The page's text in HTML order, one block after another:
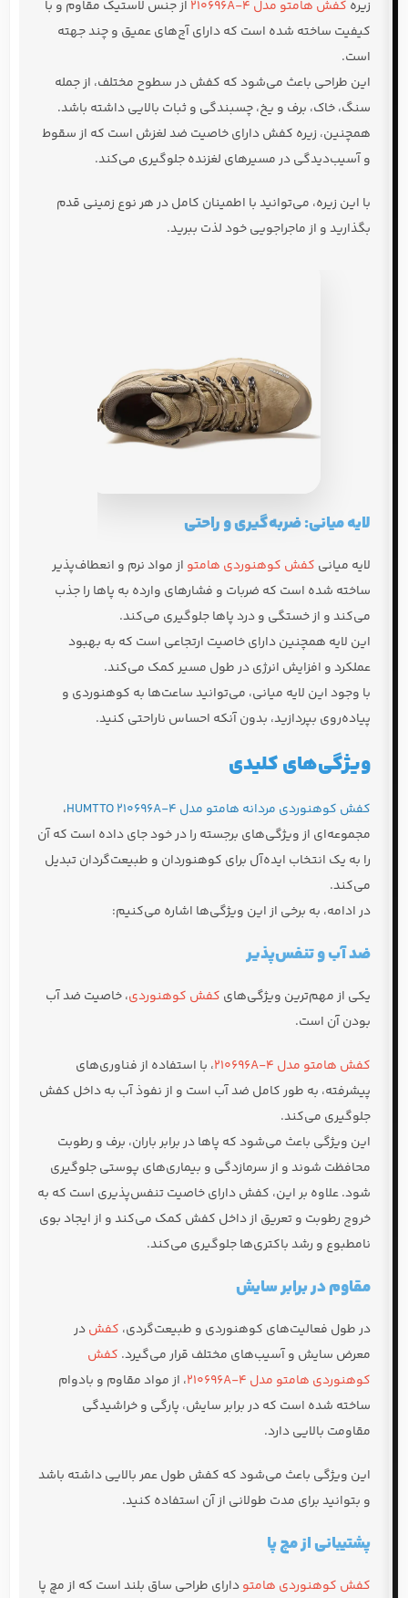
زیره کفش هامتو مدل 210696A-4
از جنس لاستیک مقاوم و با
کیفیت ساخته شده است که دارای آج‌های عمیق و چند جهته
است.
این طراحی باعث می‌شود که کفش در سطوح مختلف، از جمله
سنگ، خاک، برف و یخ، چسبندگی و ثبات بالایی داشته باشد.
همچنین، زیره کفش دارای خاصیت ضد لغزش است که از سقوط
و آسیب‌دیدگی در مسیرهای لغزنده جلوگیری می‌کند.
با این زیره، می‌توانید با اطمینان کامل در هر نوع زمینی قدم
بگذارید و از ماجراجویی خود لذت ببرید.
لایه میانی: ضربه‌گیری و راحتی
لایه میانی کفش کوهنوردی هامتو از مواد نرم و انعطاف‌پذیر
ساخته شده است که ضربات و فشارهای وارده به پاها را جذب
می‌کند و از خستگی و درد پاها جلوگیری می‌کند.
این لایه همچنین دارای خاصیت ارتجاعی است که به بهبود
عملکرد و افزایش انرژی در طول مسیر کمک می‌کند.
با وجود این لایه میانی، می‌توانید ساعت‌ها به کوهنوردی و
پیاده‌روی بپردازید، بدون آنکه احساس ناراحتی کنید.
ویژگی‌های کلیدی
کفش کوهنوردی مردانه هامتو مدل HUMTTO 210696A-4
،
مجموعه‌ای از ویژگی‌های برجسته را در خود جای داده است که آن
را به یک انتخاب ایده‌آل برای کوهنوردان و طبیعت‌گردان تبدیل
می‌کند.
در ادامه، به برخی از این ویژگی‌ها اشاره می‌کنیم:
ضد آب و تنفس‌پذیر
یکی از مهم‌ترین ویژگی‌های کفش کوهنوردی، خاصیت ضد آب
بودن آن است.
کفش هامتو مدل 210696A-4
، با استفاده از فناوری‌های
پیشرفته، به طور کامل ضد آب است و از نفوذ آب به داخل کفش
جلوگیری می‌کند.
این ویژگی باعث می‌شود که پاها در برابر باران، برف و رطوبت
محافظت شوند و از سرمازدگی و بیماری‌های پوستی جلوگیری
شود. علاوه بر این، کفش دارای خاصیت تنفس‌پذیری است که به
خروج رطوبت و تعریق از داخل کفش کمک می‌کند و از ایجاد بوی
نامطبوع و رشد باکتری‌ها جلوگیری می‌کند.
مقاوم در برابر سایش
در طول فعالیت‌های کوهنوردی و طبیعت‌گردی، کفشدر
معرض سایش و آسیب‌های مختلف قرار می‌گیرد. کفش
کوهنوردی هامتو مدل 210696A-4
، از مواد مقاوم و بادوام
ساخته شده است که در برابر سایش، پارگی و خراشیدگی
مقاومت بالایی دارد.
این ویژگی باعث می‌شود که کفش طول عمر بالایی داشته باشد
و بتوانید برای مدت طولانی از آن استفاده کنید.
پشتیبانی از مچ پا
کفش کوهنوردی هامتودارای طراحی ساق بلند است که از مچ پا